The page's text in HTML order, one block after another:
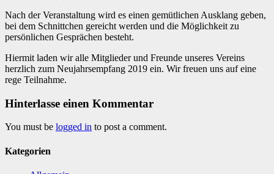
Nach der Veranstaltung wird es einen gemütlichen Ausklang geben,
bei dem Schnittchen gereicht werden und die Möglichkeit zu
persönlichen Gesprächen besteht.
Hiermit laden wir alle Mitglieder und Freunde unseres Vereins
herzlich zum Neujahrsempfang 2019 ein. Wir freuen uns auf eine
rege Teilnahme.
Hinterlasse einen Kommentar
You must be logged in to post a comment.
Kategorien